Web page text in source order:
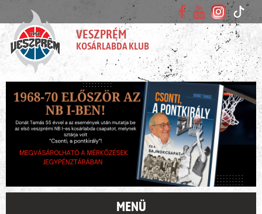
VESZPRÉM
KOSÁRLABDA KLUB
MENÜ